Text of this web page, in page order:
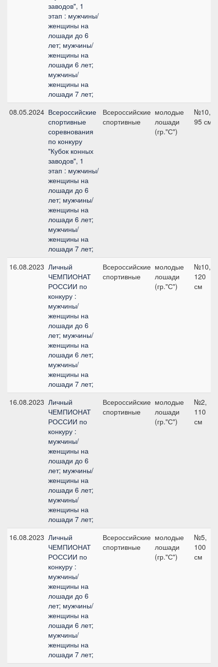
заводов", 1
этап : мужчины/
женщины на
лошади до 6
лет; мужчины/
женщины на
лошади 6 лет;
мужчины/
женщины на
лошади 7 лет;
08.05.2024 Всероссийские
спортивные
соревнования
по конкуру
"Кубок конных
заводов", 1
этап : мужчины/
женщины на
лошади до 6
лет; мужчины/
женщины на
лошади 6 лет;
мужчины/
женщины на
лошади 7 лет;
Всероссийские
спортивные
молодые
лошади
(гр."С")
№10,
95 см
16.08.2023 Личный
ЧЕМПИОНАТ
РОССИИ по
конкуру :
мужчины/
женщины на
лошади до 6
лет; мужчины/
женщины на
лошади 6 лет;
мужчины/
женщины на
лошади 7 лет;
Всероссийские
спортивные
молодые
лошади
(гр."С")
№10,
120
см
16.08.2023 Личный
ЧЕМПИОНАТ
РОССИИ по
конкуру :
мужчины/
женщины на
лошади до 6
лет; мужчины/
женщины на
лошади 6 лет;
мужчины/
женщины на
лошади 7 лет;
Всероссийские
спортивные
молодые
лошади
(гр."С")
№2,
110
см
16.08.2023 Личный
ЧЕМПИОНАТ
РОССИИ по
конкуру :
мужчины/
женщины на
лошади до 6
лет; мужчины/
женщины на
лошади 6 лет;
мужчины/
женщины на
лошади 7 лет;
Всероссийские
спортивные
молодые
лошади
(гр."С")
№5,
100
см